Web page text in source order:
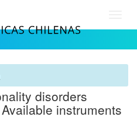
disorders
instruments